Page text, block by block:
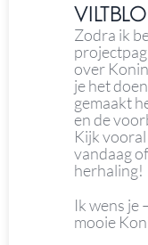
Zodra ik
over
je het
gemaakt
en de
Kijk
vandaag
herhaling!
Ik wens je
mooie